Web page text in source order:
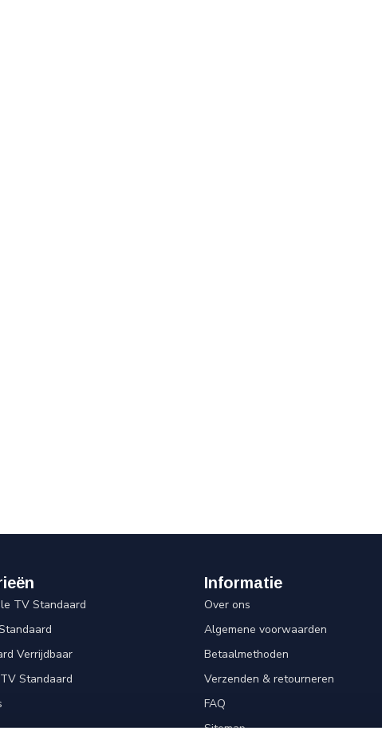
TV Standaard
Verrijdbaar
Standaard
Informatie
Over ons
Algemene voorwaarden
Betaalmethoden
Verzenden & retourneren
FAQ
Sitemap